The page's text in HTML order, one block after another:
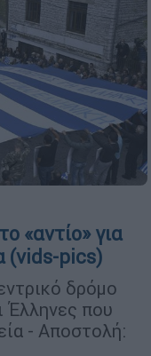
«αντίο» για
(vids-pics)
δρόμο
Έλληνες που
- Αποστολή: